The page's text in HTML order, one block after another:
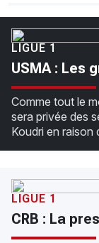
LIGUE 1
USMA : Les
Comme tout le
sera privée des
Koudri en raison
LIGUE 1
CRB : La